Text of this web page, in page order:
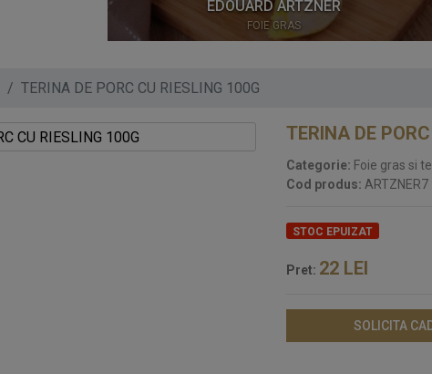
EDOUARD ARTZNER
FOIE GRAS
TERINA DE PORC CU RIESLING 100G
TERINA DE
Categorie: Foie gras si
Cod produs: ARTZNER7
STOC EPUIZAT
Pret: 22 LEI
SOLICITA